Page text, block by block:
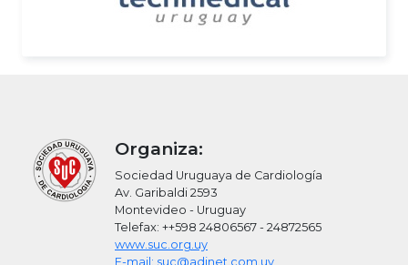
Organiza:
Sociedad Uruguaya de Cardiología
Av. Garibaldi 2593
Montevideo - Uruguay
Telefax: ++598 24806567 - 24872565
www.suc.org.uy
E-mail: suc@adinet.com.uy